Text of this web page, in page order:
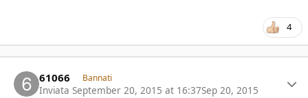
4
61066 Bannati
Inviata September 20, 2015 at 16:37Sep 20, 2015